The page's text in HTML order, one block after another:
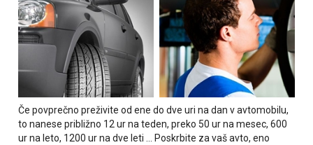
Če povprečno preživite od ene do dve uri na dan v avtomobilu,
to nanese približno 12 ur na teden, preko 50 ur na mesec, 600
ur na leto, 1200 ur na dve leti ... Poskrbite za vaš avto, eno